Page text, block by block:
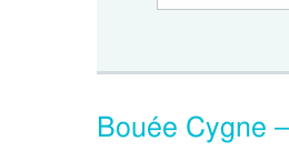
Bouée Cygne